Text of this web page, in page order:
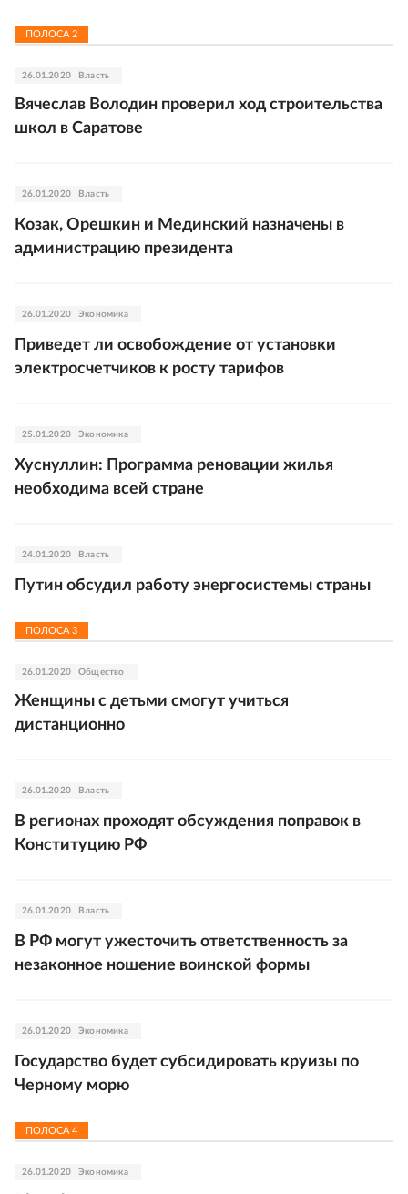
ПОЛОСА2
26.01.2020 Власть
Вячеслав Володин проверил ход строительства
школ в Саратове
26.01.2020 Власть
Козак, Орешкин и Мединский назначены в
администрацию президента
26.01.2020 Экономика
Приведет ли освобождение от установки
электросчетчиков к росту тарифов
25.01.2020 Экономика
Хуснуллин: Программа реновации жилья
необходима всей стране
24.01.2020 Власть
Путин обсудил работу энергосистемы страны
ПОЛОСА3
26.01.2020 Общество
Женщины с детьми смогут учиться
дистанционно
26.01.2020 Власть
В регионах проходят обсуждения поправок в
Конституцию РФ
26.01.2020 Власть
В РФ могут ужесточить ответственность за
незаконное ношение воинской формы
26.01.2020 Экономика
Государство будет субсидировать круизы по
Черному морю
ПОЛОСА4
26.01.2020 Экономика